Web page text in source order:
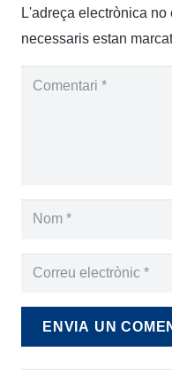
L'adreça electrònica no
necessaris estan
ENVIA UN